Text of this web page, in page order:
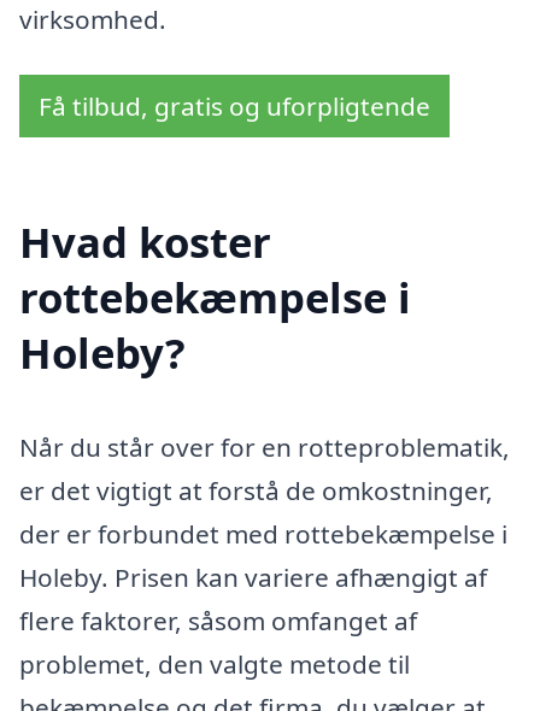
virksomhed.
Få tilbud, gratis og uforpligtende
Hvad koster
rottebekæmpelse i
Holeby?
Når du står over for en rotteproblematik,
er det vigtigt at forstå de omkostninger,
der er forbundet med rottebekæmpelse i
Holeby. Prisen kan variere afhængigt af
flere faktorer, såsom omfanget af
problemet, den valgte metode til